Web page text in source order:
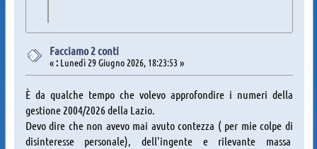
Facciamo 2 conti
«:Lunedì 29 Giugno 2026, 18:23:53 »
È da qualche tempo che volevo approfondire i numeri della
gestione 2004/2026 della Lazio.
Devo dire che non avevo mai avuto contezza ( per mie colpe di
disinteresse personale), dell'ingente e rilevante massa